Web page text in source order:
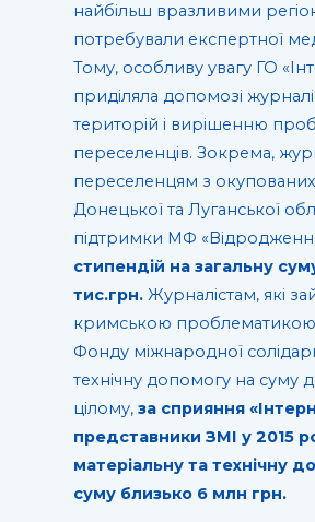
найбільш вразливими
потребували експертної
Тому, особливу увагу ГО
приділяла допомозі
територій і вирішенню
переселенців. Зокрема,
переселенцям з
Донецької та Луганської
підтримки МФ
стипендій на загальну
тис.грн.Журналістам, які
кримською
Фонду міжнародної
технічну допомогу на суму
цілому, за сприяння
представники ЗМІ у 2015
матеріальну та технічну
суму близько 6 млн грн.